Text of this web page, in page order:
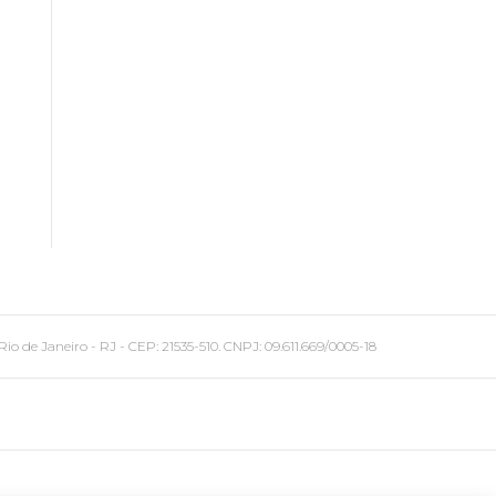
Janeiro - RJ - CEP: 21535-510. CNPJ: 09.611.669/0005-18